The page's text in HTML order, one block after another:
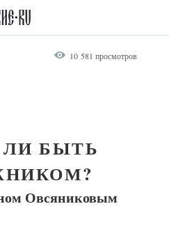
10 581 просмотров
БЫТЬ
Овсяниковым